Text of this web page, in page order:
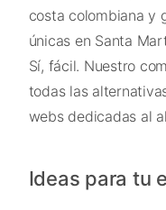
costa colombiana y
únicas en Santa
Sí, fácil. Nuestro
todas las
webs dedicadas al
Ideas para tu